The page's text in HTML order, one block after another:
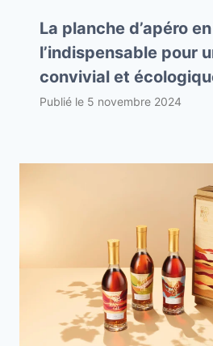
La planche d’apéro
l’indispensable pour
convivial et
Publié le 5 novembre 2024